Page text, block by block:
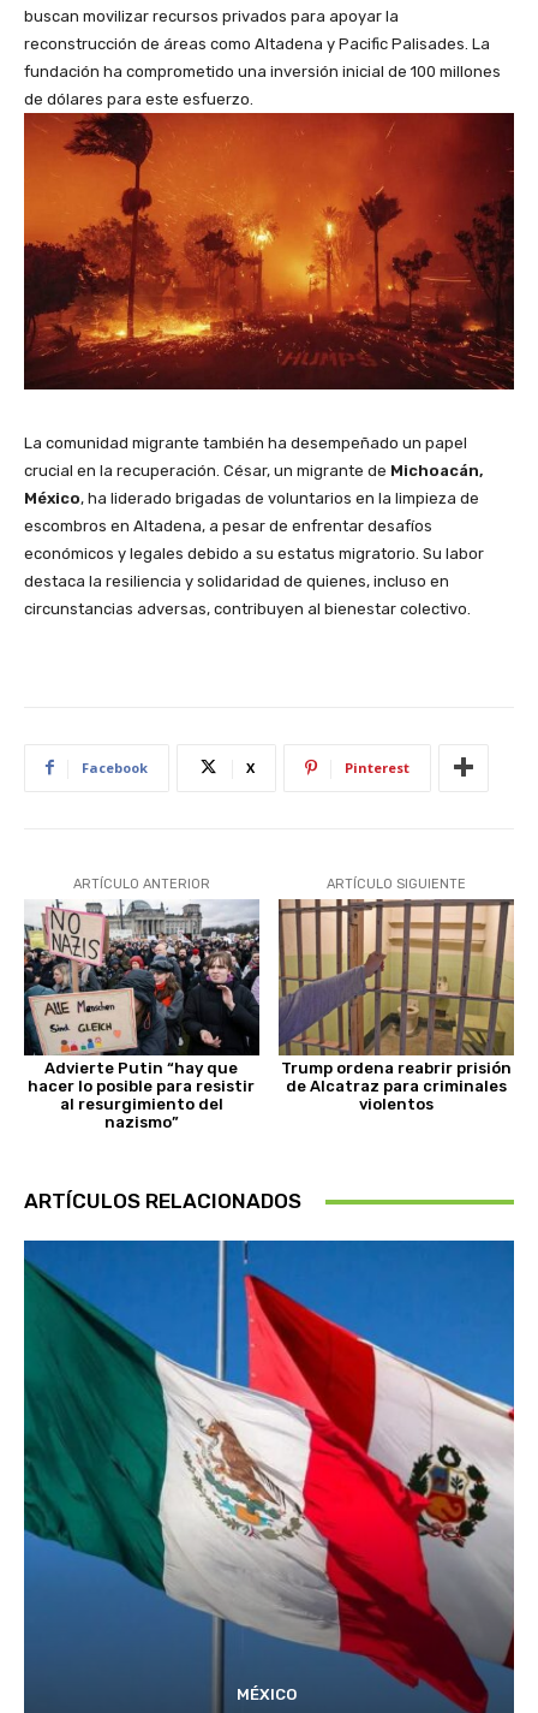
buscan movilizar recursos privados para apoyar la
reconstrucción de áreas como Altadena y Pacific Palisades. La
fundación ha comprometido una inversión inicial de 100 millones
de dólares para este esfuerzo.
La comunidad migrante también ha desempeñado un papel
crucial en la recuperación. César, un migrante de Michoacán,
México, ha liderado brigadas de voluntarios en la limpieza de
escombros en Altadena, a pesar de enfrentar desafíos
económicos y legales debido a su estatus migratorio. Su labor
destaca la resiliencia y solidaridad de quienes, incluso en
circunstancias adversas, contribuyen al bienestar colectivo.
Facebook X Pinterest
ARTÍCULO ANTERIOR
Advierte Putin “hay que
hacer lo posible para resistir
al resurgimiento del
nazismo”
ARTÍCULO SIGUIENTE
Trump ordena reabrir prisión
de Alcatraz para criminales
violentos
ARTÍCULOS RELACIONADOS
MÉXICO